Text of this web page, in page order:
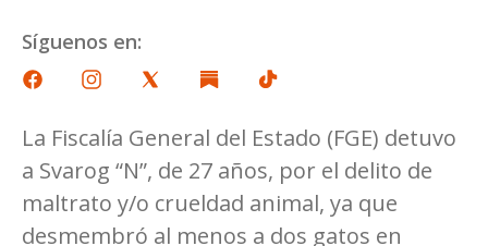
Síguenos en:
La Fiscalía General del Estado (FGE) detuvo
a Svarog “N”, de 27 años, por el delito de
maltrato y/o crueldad animal, ya que
desmembró al menos a dos gatos en